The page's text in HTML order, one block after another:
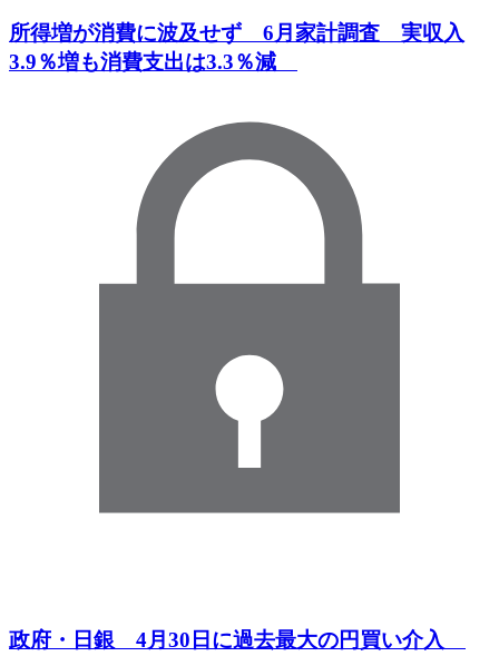
所得増が消費に波及せず 6月家計調査 実収入
3.9％増も消費支出は3.3％減
政府・日銀 4月30日に過去最大の円買い介入